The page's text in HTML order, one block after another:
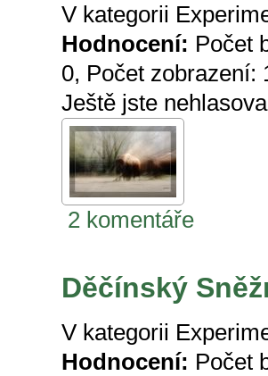
V kategorii
Hodnocení: Počet
0, Počet zobrazení:
Ještě jste
2 komentáře
Děčínský
V kategorii
Hodnocení: Počet